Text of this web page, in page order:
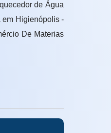
de Água
em Higienópolis -
De Materias